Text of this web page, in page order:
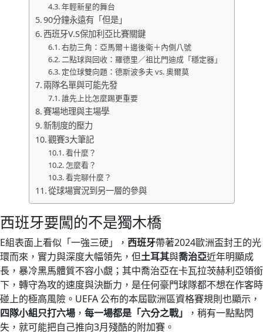
年輕新星的舞台
90分鐘永遠有「但是」
西班牙V.S保加利亞比賽關鍵
右肋三角：亞馬爾＋邊後衛＋內側八號
二點球與回收：羅德里／祖比門迪成「穩定器」
定位球雙向題：德斯波多夫 vs. 奧爾莫
兩隊名單與可能先發
誰先上比怎麼踢更重要
賽場地理與主場學
新制度的壓力
觀賽3大筆記
看什麼？
怎麼看？
看完聊什麼？
從球場實況到另一層的參與
西班牙要闖的不是獨木橋
E組表面上看似「一強三硬」， 西班牙帶著2024歐洲盃封王的光
環而來，實力與深度大幅領先，但土耳其與喬治亞近年明顯成
長，暴冷黑馬體質不容小覷；其中喬治亞在卡瓦拉茨赫利亞領銜
下，轉守為攻的速度與決斷力，是任何豪門球隊都不想在作客時
碰上的極高風險。UEFA 公布的本屆歐洲區資格賽規則也顯示，
四隊小組只打六場 ， 每一場都是「六分之戰」
，稍有一點點閃
失，就可能把自己推向3月殘酷的附加賽。